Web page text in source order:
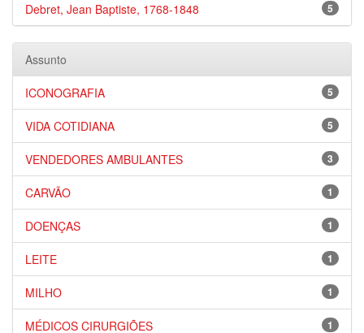
5
Debret, Jean Baptiste, 1768-1848
Assunto
5
ICONOGRAFIA
5
VIDA COTIDIANA
3
VENDEDORES AMBULANTES
1
CARVÃO
1
DOENÇAS
1
LEITE
1
MILHO
1
MÉDICOS CIRURGIÕES